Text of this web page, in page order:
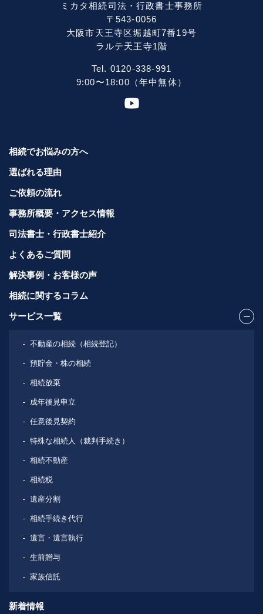
ミカタ相続司法・行政書士事務所
〒543-0056
大阪市天王寺区堀越町7番19号
ラルテ天王寺1階
Tel. 0120-338-991
9:00〜18:00（年中無休）
相続でお悩みの方へ
選ばれる理由
ご依頼の流れ
事務所概要・アクセス情報
司法書士・行政書士紹介
よくあるご質問
解決事例・お客様の声
相続に関するコラム
サービス一覧
不動産の相続（相続登記）
預貯金・株の相続
相続放棄
成年後見申立
任意後見契約
特殊な相続人（裁判手続き）
相続不動産
相続税
遺産分割
相続手続き代行
遺言・遺言執行
生前贈与
家族信託
新着情報